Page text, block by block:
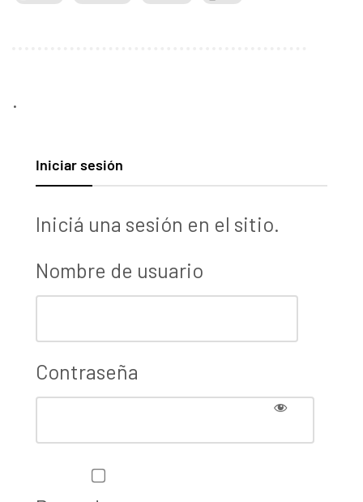
.
Iniciar sesión
Iniciá una sesión en el sitio.
Nombre de usuario
Contraseña